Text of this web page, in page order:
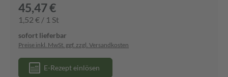
45,47 €
1,52 € / 1 St
sofort lieferbar
Preise inkl. MwSt. ggf. zzgl. Versandkosten
E-Rezept einlösen